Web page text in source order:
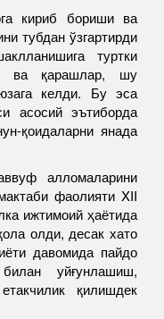
кириб бориши ва
тубдан ўзгартирди
туртки
ва қарашлар, шу
келди. Бу эса
асосий эътиборда
қоидаларни янада
алломаларини
фаолияти XII
ижтимоий ҳаётида
олди, десак хато
давомида пайдо
уйғунлашиш,
қилишдек